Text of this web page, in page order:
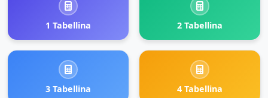
1 Tabellina 2 Tabellina
3 Tabellina 4 Tabellina